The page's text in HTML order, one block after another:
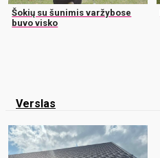
Šokių su šunimis varžybose
buvo visko
Verslas